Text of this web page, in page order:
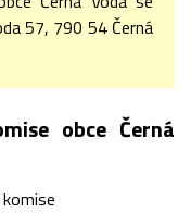
57, 790 54 Černá
obce Černá